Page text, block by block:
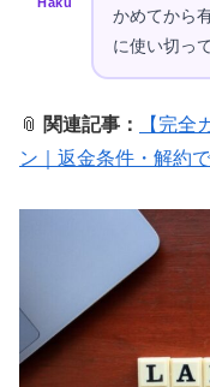
かめてから
に使い切っ
📎 関連記事：
【完全
ン｜返金条件・解約